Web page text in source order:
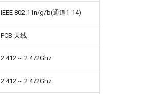
IEEE 802.11n/g/b(通道1-14)
PCB 天线
2.412 ~ 2.472Ghz
2.412 ~ 2.472Ghz